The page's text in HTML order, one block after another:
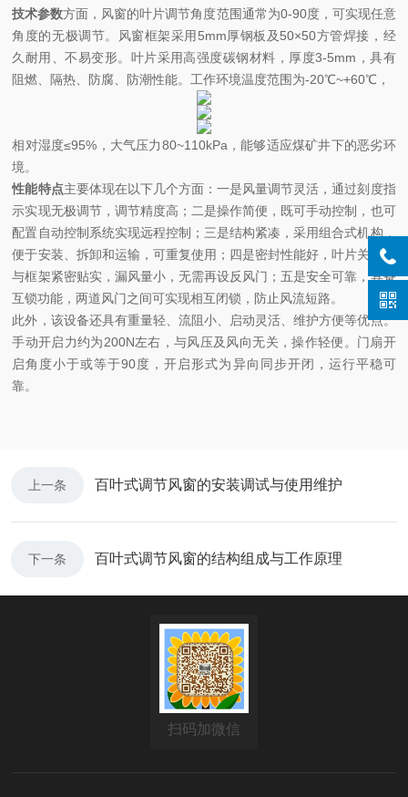
技术参数方面，风窗的叶片调节角度范围通常为0-90度，可实现任意
角度的无极调节。风窗框架采用5mm厚钢板及50×50方管焊接，经
久耐用、不易变形。叶片采用高强度碳钢材料，厚度3-5mm，具有
阻燃、隔热、防腐、防潮性能。工作环境温度范围为-20℃~+60℃，
相对湿度≤95%，大气压力80~110kPa，能够适应煤矿井下的恶劣环
境。
性能特点主要体现在以下几个方面：一是风量调节灵活，通过刻度指
示实现无极调节，调节精度高；二是操作简便，既可手动控制，也可
配置自动控制系统实现远程控制；三是结构紧凑，采用组合式机构，
便于安装、拆卸和运输，可重复使用；四是密封性能好，叶片关闭时
与框架紧密贴实，漏风量小，无需再设反风门；五是安全可靠，具备
互锁功能，两道风门之间可实现相互闭锁，防止风流短路。
此外，该设备还具有重量轻、流阻小、启动灵活、维护方便等优点。
手动开启力约为200N左右，与风压及风向无关，操作轻便。门扇开
启角度小于或等于90度，开启形式为异向同步开闭，运行平稳可
靠。
上一条 百叶式调节风窗的安装调试与使用维护
下一条 百叶式调节风窗的结构组成与工作原理
扫码加微信